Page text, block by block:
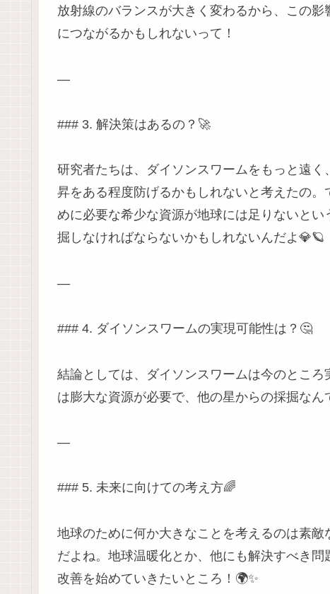
放射線のバランスが大きく変わるから、この
につながるかもしれないって！
—
### 3. 解決策はあるの？🚀
研究者たちは、ダイソンスワームをもっと遠
昇をある程度防げるかもしれないと考えたの
めに必要な希少な資源が地球には足りないと
掘しなければならないかもしれないんだよ💎🪐
—
### 4. ダイソンスワームの実現可能性は？🤔
結論としては、ダイソンスワームは今のとこ
は膨大な資源が必要で、他の星からの採掘なん
—
### 5. 未来に向けての考え方🌈
地球のために何か大きなことを考えるのは素
だよね。地球温暖化とか、他にも解決すべき
改善を始めていきたいところ！🌍✨